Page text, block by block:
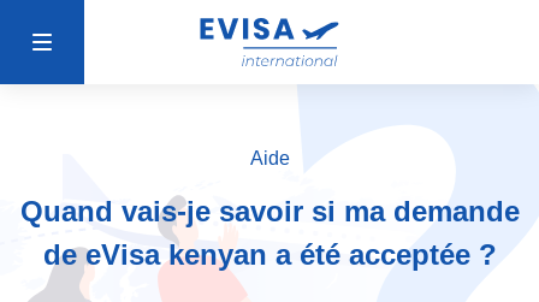
Aide
Quand vais-je savoir si ma demande
de eVisa kenyan a été acceptée ?